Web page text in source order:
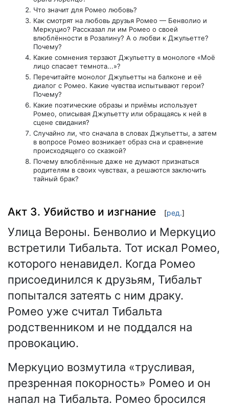
Что значит для Ромео любовь?
Как смотрят на любовь друзья Ромео — Бенволио и
Меркуцио? Рассказал ли им Ромео о своей
влюблённости в Розалину? А о любви к Джульетте?
Почему?
Какие сомнения терзают Джульетту в монологе «Моё
лицо спасает темнота...»?
Перечитайте монолог Джульетты на балконе и её
диалог с Ромео. Какие чувства испытывают герои?
Почему?
Какие поэтические образы и приёмы использует
Ромео, описывая Джульетту или обращаясь к ней в
сцене свидания?
Случайно ли, что сначала в словах Джульетты, а затем
в вопросе Ромео возникает образ сна и сравнение
происходящего со сказкой?
Почему влюблённые даже не думают признаться
родителям в своих чувствах, а решаются заключить
тайный брак?
Акт 3. Убийство и изгнание [ред.]
Улица Вероны. Бенволио и Меркуцио
встретили Тибальта. Тот искал Ромео,
которого ненавидел. Когда Ромео
присоединился к друзьям, Тибальт
попытался затеять с ним драку.
Ромео уже считал Тибальта
родственником и не поддался на
провокацию.
Меркуцио возмутила «трусливая,
презренная покорность» Ромео и он
напал на Тибальта. Ромео бросился